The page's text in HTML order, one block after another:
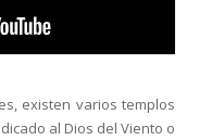
existen varios templos
al Dios del Viento o